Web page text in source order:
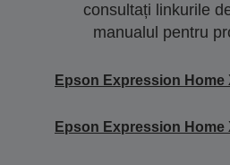
consultați linkurile
manualul pentru
Epson Expression Home
Epson Expression Home